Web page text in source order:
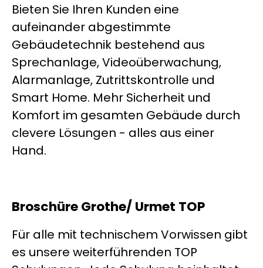
Bieten Sie Ihren Kunden eine
aufeinander abgestimmte
Gebäudetechnik bestehend aus
Sprechanlage, Videoüberwachung,
Alarmanlage, Zutrittskontrolle und
Smart Home. Mehr Sicherheit und
Komfort im gesamten Gebäude durch
clevere Lösungen - alles aus einer
Hand.
Broschüre Grothe/ Urmet TOP
Für alle mit technischem Vorwissen gibt
es unsere weiterführenden TOP